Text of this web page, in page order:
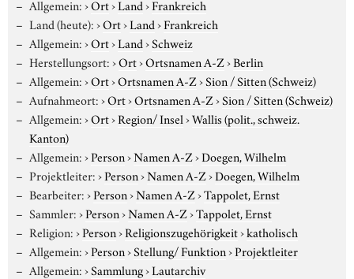
Allgemein:›Ort›Land›Frankreich
Land (heute):›Ort›Land›Frankreich
Allgemein:›Ort›Land›Schweiz
Herstellungsort:›Ort›Ortsnamen A-Z›Berlin
Allgemein:›Ort›Ortsnamen A-Z›Sion / Sitten (Schweiz)
Aufnahmeort:›Ort›Ortsnamen A-Z›Sion / Sitten (Schweiz)
Allgemein:›Ort›Region/ Insel›Wallis (polit., schweiz.
Kanton)
Allgemein:›Person›Namen A-Z›Doegen, Wilhelm
Projektleiter:›Person›Namen A-Z›Doegen, Wilhelm
Bearbeiter:›Person›Namen A-Z›Tappolet, Ernst
Sammler:›Person›Namen A-Z›Tappolet, Ernst
Religion:›Person›Religionszugehörigkeit›katholisch
Allgemein:›Person›Stellung/ Funktion›Projektleiter
Allgemein:›Sammlung›Lautarchiv